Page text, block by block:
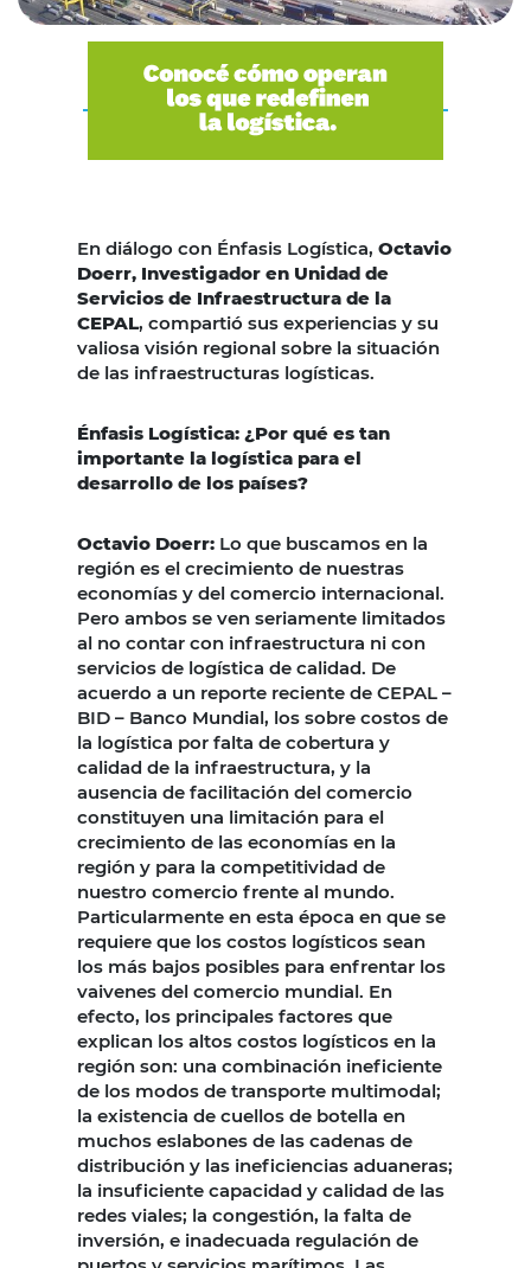
En diálogo con Énfasis Logística, Octavio
Doerr, Investigador en Unidad de
Servicios de Infraestructura de la
CEPAL, compartió sus experiencias y su
valiosa visión regional sobre la situación
de las infraestructuras logísticas.
Énfasis Logística: ¿Por qué es tan
importante la logística para el
desarrollo de los países?
Octavio Doerr: Lo que buscamos en la
región es el crecimiento de nuestras
economías y del comercio internacional.
Pero ambos se ven seriamente limitados
al no contar con infraestructura ni con
servicios de logística de calidad. De
acuerdo a un reporte reciente de CEPAL –
BID – Banco Mundial, los sobre costos de
la logística por falta de cobertura y
calidad de la infraestructura, y la
ausencia de facilitación del comercio
constituyen una limitación para el
crecimiento de las economías en la
región y para la competitividad de
nuestro comercio frente al mundo.
Particularmente en esta época en que se
requiere que los costos logísticos sean
los más bajos posibles para enfrentar los
vaivenes del comercio mundial. En
efecto, los principales factores que
explican los altos costos logísticos en la
región son: una combinación ineficiente
de los modos de transporte multimodal;
la existencia de cuellos de botella en
muchos eslabones de las cadenas de
distribución y las ineficiencias aduaneras;
la insuficiente capacidad y calidad de las
redes viales; la congestión, la falta de
inversión, e inadecuada regulación de